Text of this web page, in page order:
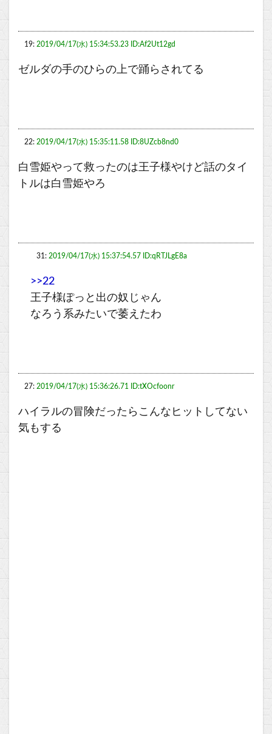
19: 2019/04/17(水) 15:34:53.23 ID:Af2Ut12gd
ゼルダの手のひらの上で踊らされてる
22: 2019/04/17(水) 15:35:11.58 ID:8UZcb8nd0
白雪姫やって救ったのは王子様やけど話のタイ
トルは白雪姫やろ
31: 2019/04/17(水) 15:37:54.57 ID:qRTJLgE8a
>>22
王子様ぽっと出の奴じゃん
なろう系みたいで萎えたわ
27: 2019/04/17(水) 15:36:26.71 ID:tXOcfoonr
ハイラルの冒険だったらこんなヒットしてない
気もする